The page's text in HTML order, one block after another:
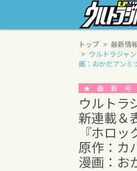
トップ
最新情
ウルトラジャ
画：おかだアンミ
★ 最 新 号
ウルトラ
新連載＆
『ホロ
原作：カ
漫画：お